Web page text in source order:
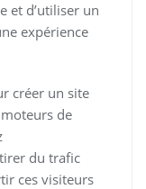
et d’utiliser un
expérience
créer un site
de
du trafic
ces visiteurs